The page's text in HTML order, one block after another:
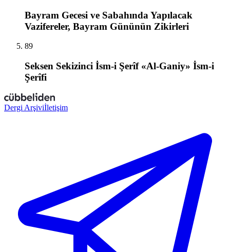
Bayram Gecesi ve Sabahında Yapılacak
Vazifereler, Bayram Gününün Zikirleri
89
Seksen Sekizinci İsm-i Şerîf «Al-Ganiy» İsm-i
Şerîfi
Dergi Arşiviİletişim